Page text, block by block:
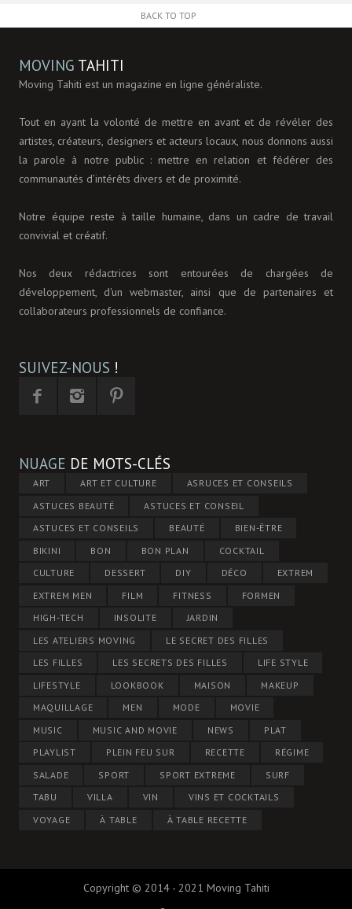
BACK TO TOP
MOVING TAHITI
Moving Tahiti est un magazine en ligne généraliste.
Tout en ayant la volonté de mettre en avant et de révéler des
artistes, créateurs, designers et acteurs locaux, nous donnons aussi
la parole à notre public : mettre en relation et fédérer des
communautés d’intérêts divers et de proximité.
Notre équipe reste à taille humaine, dans un cadre de travail
convivial et créatif.
Nos deux rédactrices sont entourées de chargées de
développement, d'un webmaster, ainsi que de partenaires et
collaborateurs professionnels de confiance.
SUIVEZ-NOUS !
NUAGE DE MOTS-CLÉS
ART ART ET CULTURE
ASRUCES ET CONSEILS
ASTUCES BEAUTÉ
ASTUCES ET CONSEIL
ASTUCES ET CONSEILS
BEAUTÉ
BIEN-ÊTRE
BIKINI
BON BON PLAN
COCKTAIL
CULTURE
DESSERT DIY DÉCO
EXTREM
EXTREM MEN
FILM FITNESS
FORMEN
HIGH-TECH
INSOLITE
JARDIN
LES ATELIERS MOVING
LE SECRET DES FILLES
LES FILLES
LES SECRETS DES FILLES
LIFE STYLE
LIFESTYLE
LOOKBOOK MAISON
MAKEUP
MAQUILLAGE
MEN MODE
MOVIE
MUSIC
MUSIC AND MOVIE NEWS
PLAT
PLAYLIST
PLEIN FEU SUR RECETTE
RÉGIME
SALADE
SPORT SPORT EXTREME
SURF
TABU
VILLA VIN
VINS ET COCKTAILS
VOYAGE
À TABLE À TABLE RECETTE
Copyright © 2014 - 2021 Moving Tahiti